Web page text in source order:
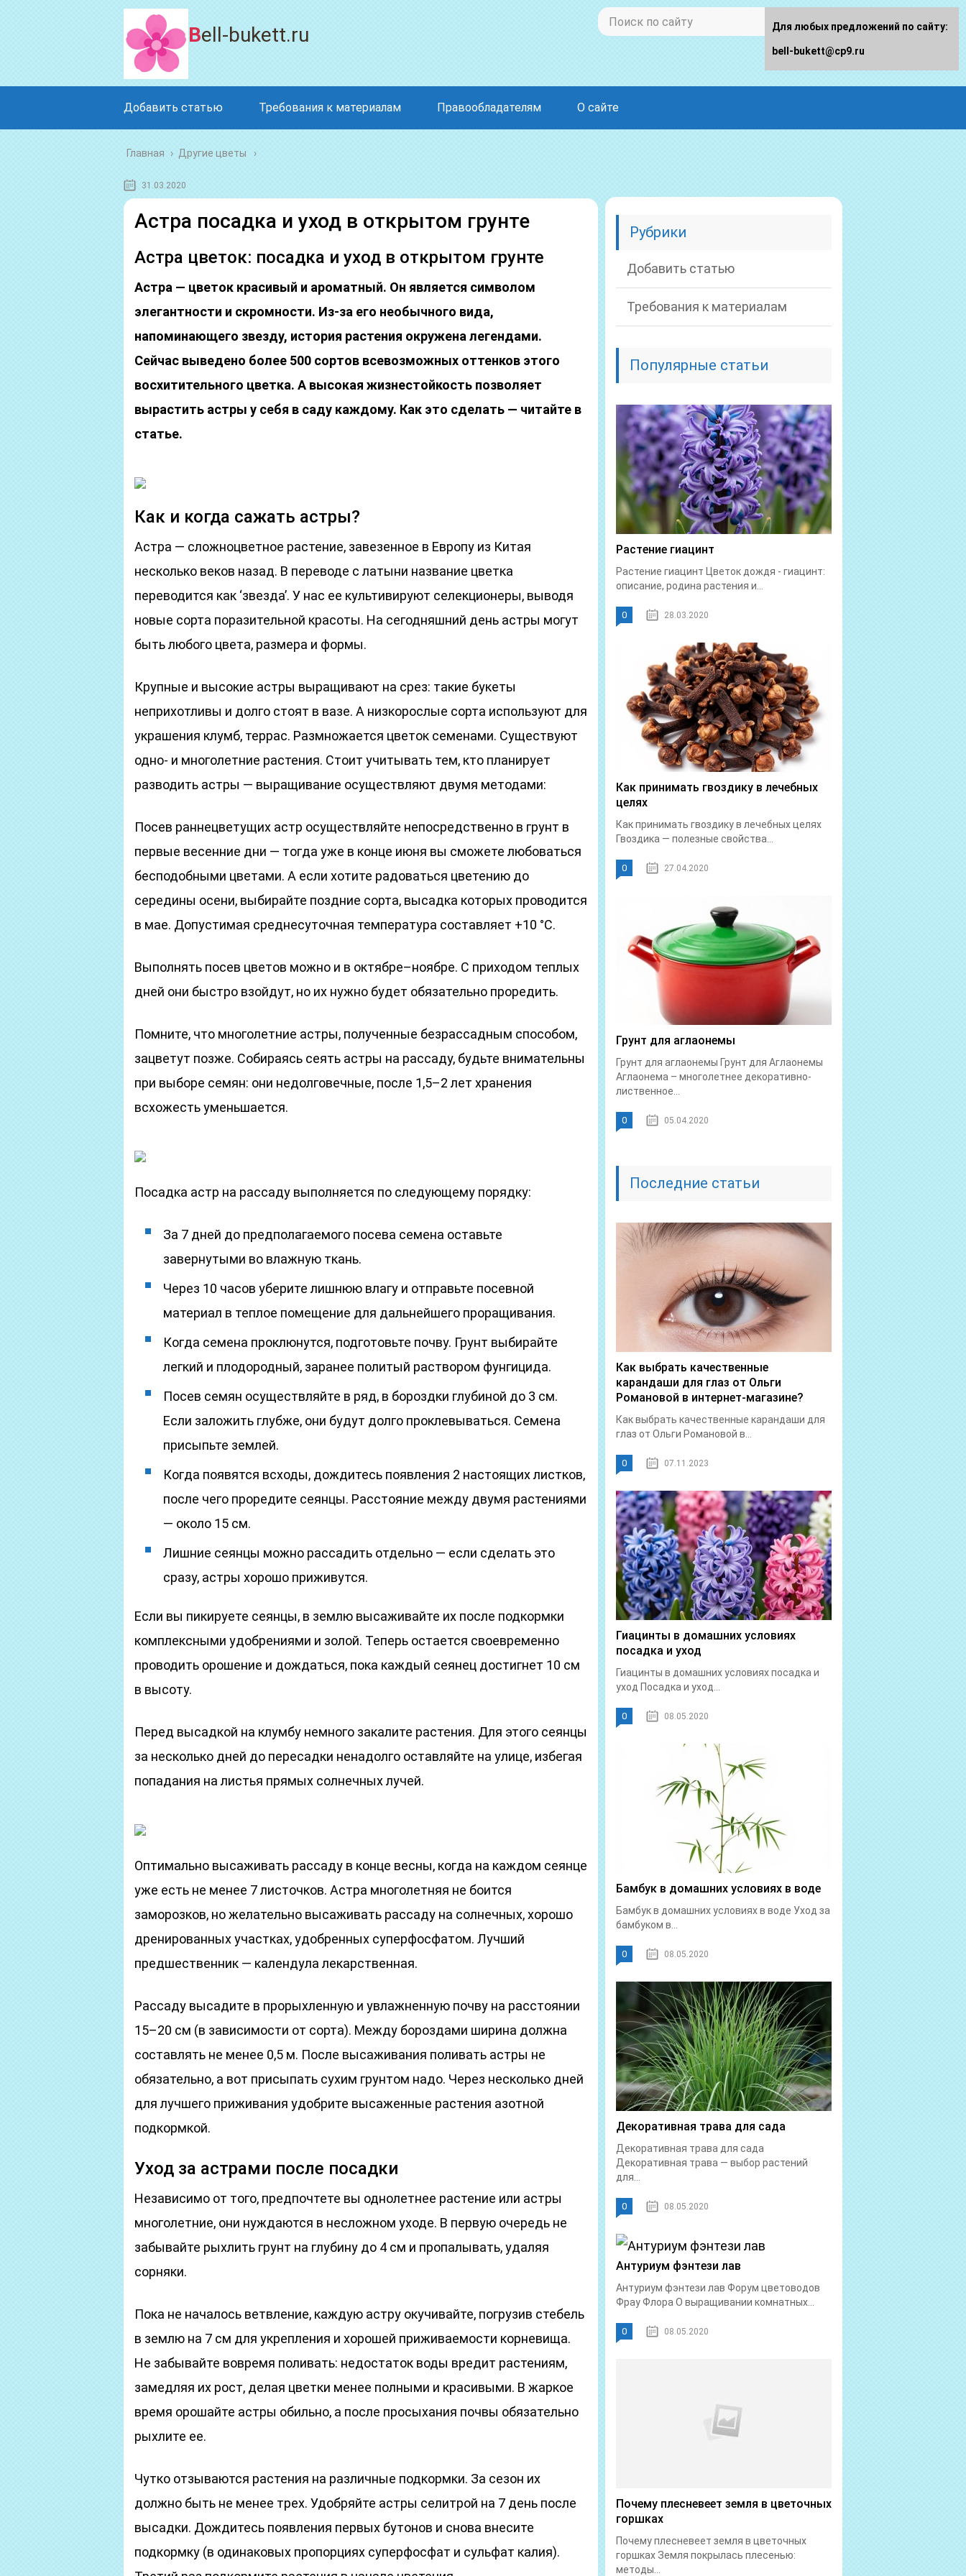
Bell-bukett.ru
Добавить статью Требования к материалам Правообладателям О сайте
Главная › Другие цветы
31.03.2020
Астра посадка и уход в открытом грунте
Астра цветок: посадка и уход в открытом грунте
Астра — цветок красивый и ароматный. Он является символом
элегантности и скромности. Из-за его необычного вида,
напоминающего звезду, история растения окружена легендами.
Сейчас выведено более 500 сортов всевозможных оттенков этого
восхитительного цветка. А высокая жизнестойкость позволяет
вырастить астры у себя в саду каждому. Как это сделать — читайте в
статье.
Как и когда сажать астры?
Астра — сложноцветное растение, завезенное в Европу из Китая
несколько веков назад. В переводе с латыни название цветка
переводится как ‘звезда’. У нас ее культивируют селекционеры, выводя
новые сорта поразительной красоты. На сегодняшний день астры могут
быть любого цвета, размера и формы.
Крупные и высокие астры выращивают на срез: такие букеты
неприхотливы и долго стоят в вазе. А низкорослые сорта используют для
украшения клумб, террас. Размножается цветок семенами. Существуют
одно- и многолетние растения. Стоит учитывать тем, кто планирует
разводить астры — выращивание осуществляют двумя методами:
Посев раннецветущих астр осуществляйте непосредственно в грунт в
первые весенние дни — тогда уже в конце июня вы сможете любоваться
бесподобными цветами. А если хотите радоваться цветению до
середины осени, выбирайте поздние сорта, высадка которых проводится
в мае. Допустимая среднесуточная температура составляет +10 °С.
Выполнять посев цветов можно и в октябре–ноябре. С приходом теплых
дней они быстро взойдут, но их нужно будет обязательно проредить.
Помните, что многолетние астры, полученные безрассадным способом,
зацветут позже. Собираясь сеять астры на рассаду, будьте внимательны
при выборе семян: они недолговечные, после 1,5–2 лет хранения
всхожесть уменьшается.
Посадка астр на рассаду выполняется по следующему порядку:
За 7 дней до предполагаемого посева семена оставьте
завернутыми во влажную ткань.
Через 10 часов уберите лишнюю влагу и отправьте посевной
материал в теплое помещение для дальнейшего проращивания.
Когда семена проклюнутся, подготовьте почву. Грунт выбирайте
легкий и плодородный, заранее политый раствором фунгицида.
Посев семян осуществляйте в ряд, в бороздки глубиной до 3 см.
Если заложить глубже, они будут долго проклевываться. Семена
присыпьте землей.
Когда появятся всходы, дождитесь появления 2 настоящих листков,
после чего проредите сеянцы. Расстояние между двумя растениями
— около 15 см.
Лишние сеянцы можно рассадить отдельно — если сделать это
сразу, астры хорошо приживутся.
Если вы пикируете сеянцы, в землю высаживайте их после подкормки
комплексными удобрениями и золой. Теперь остается своевременно
проводить орошение и дождаться, пока каждый сеянец достигнет 10 см
в высоту.
Перед высадкой на клумбу немного закалите растения. Для этого сеянцы
за несколько дней до пересадки ненадолго оставляйте на улице, избегая
попадания на листья прямых солнечных лучей.
Оптимально высаживать рассаду в конце весны, когда на каждом сеянце
уже есть не менее 7 листочков. Астра многолетняя не боится
заморозков, но желательно высаживать рассаду на солнечных, хорошо
дренированных участках, удобренных суперфосфатом. Лучший
предшественник — календула лекарственная.
Рассаду высадите в прорыхленную и увлажненную почву на расстоянии
15–20 см (в зависимости от сорта). Между бороздами ширина должна
составлять не менее 0,5 м. После высаживания поливать астры не
обязательно, а вот присыпать сухим грунтом надо. Через несколько дней
для лучшего приживания удобрите высаженные растения азотной
подкормкой.
Уход за астрами после посадки
Независимо от того, предпочтете вы однолетнее растение или астры
многолетние, они нуждаются в несложном уходе. В первую очередь не
забывайте рыхлить грунт на глубину до 4 см и пропалывать, удаляя
сорняки.
Пока не началось ветвление, каждую астру окучивайте, погрузив стебель
в землю на 7 см для укрепления и хорошей приживаемости корневища.
Не забывайте вовремя поливать: недостаток воды вредит растениям,
замедляя их рост, делая цветки менее полными и красивыми. В жаркое
время орошайте астры обильно, а после просыхания почвы обязательно
рыхлите ее.
Чутко отзываются растения на различные подкормки. За сезон их
должно быть не менее трех. Удобряйте астры селитрой на 7 день после
высадки. Дождитесь появления первых бутонов и снова внесите
подкормку (в одинаковых пропорциях суперфосфат и сульфат калия).
Рубрики
Добавить статью
Требования к материалам
Популярные статьи
Растение гиацинт
Растение гиацинт Цветок дождя - гиацинт:
описание, родина растения и...
0 28.03.2020
Как принимать гвоздику в лечебных
целях
Как принимать гвоздику в лечебных целях
Гвоздика — полезные свойства...
0 27.04.2020
Грунт для аглаонемы
Грунт для аглаонемы Грунт для Аглаонемы
Аглаонема – многолетнее декоративно-
лиственное...
0 05.04.2020
Последние статьи
Как выбрать качественные
карандаши для глаз от Ольги
Романовой в интернет-магазине?
Как выбрать качественные карандаши для
глаз от Ольги Романовой в...
0 07.11.2023
Гиацинты в домашних условиях
посадка и уход
Гиацинты в домашних условиях посадка и
уход Посадка и уход...
0 08.05.2020
Бамбук в домашних условиях в воде
Бамбук в домашних условиях в воде Уход за
бамбуком в...
0 08.05.2020
Декоративная трава для сада
Декоративная трава для сада
Декоративная трава — выбор растений
для...
0 08.05.2020
Антуриум фэнтези лав
Антуриум фэнтези лав Форум цветоводов
Фрау Флора О выращивании комнатных...
0 08.05.2020
Почему плесневеет земля в цветочных
горшках
Почему плесневеет земля в цветочных
горшках Земля покрылась плесенью:
методы...
Для любых предложений по сайту:
bell-bukett@cp9.ru